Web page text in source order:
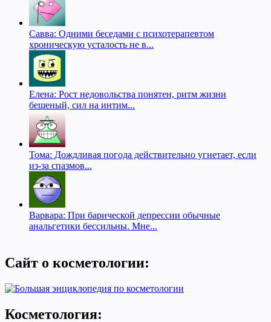
Савва: Одними беседами с психотерапевтом
хроническую усталость не в...
Елена: Рост недовольства понятен, ритм жизни
бешеный, сил на интим...
Тома: Дождливая погода действительно угнетает, если
из-за спазмов...
Варвара: При барической депрессии обычные
анальгетики бессильны. Мне...
Сайт о косметологии:
Косметология: